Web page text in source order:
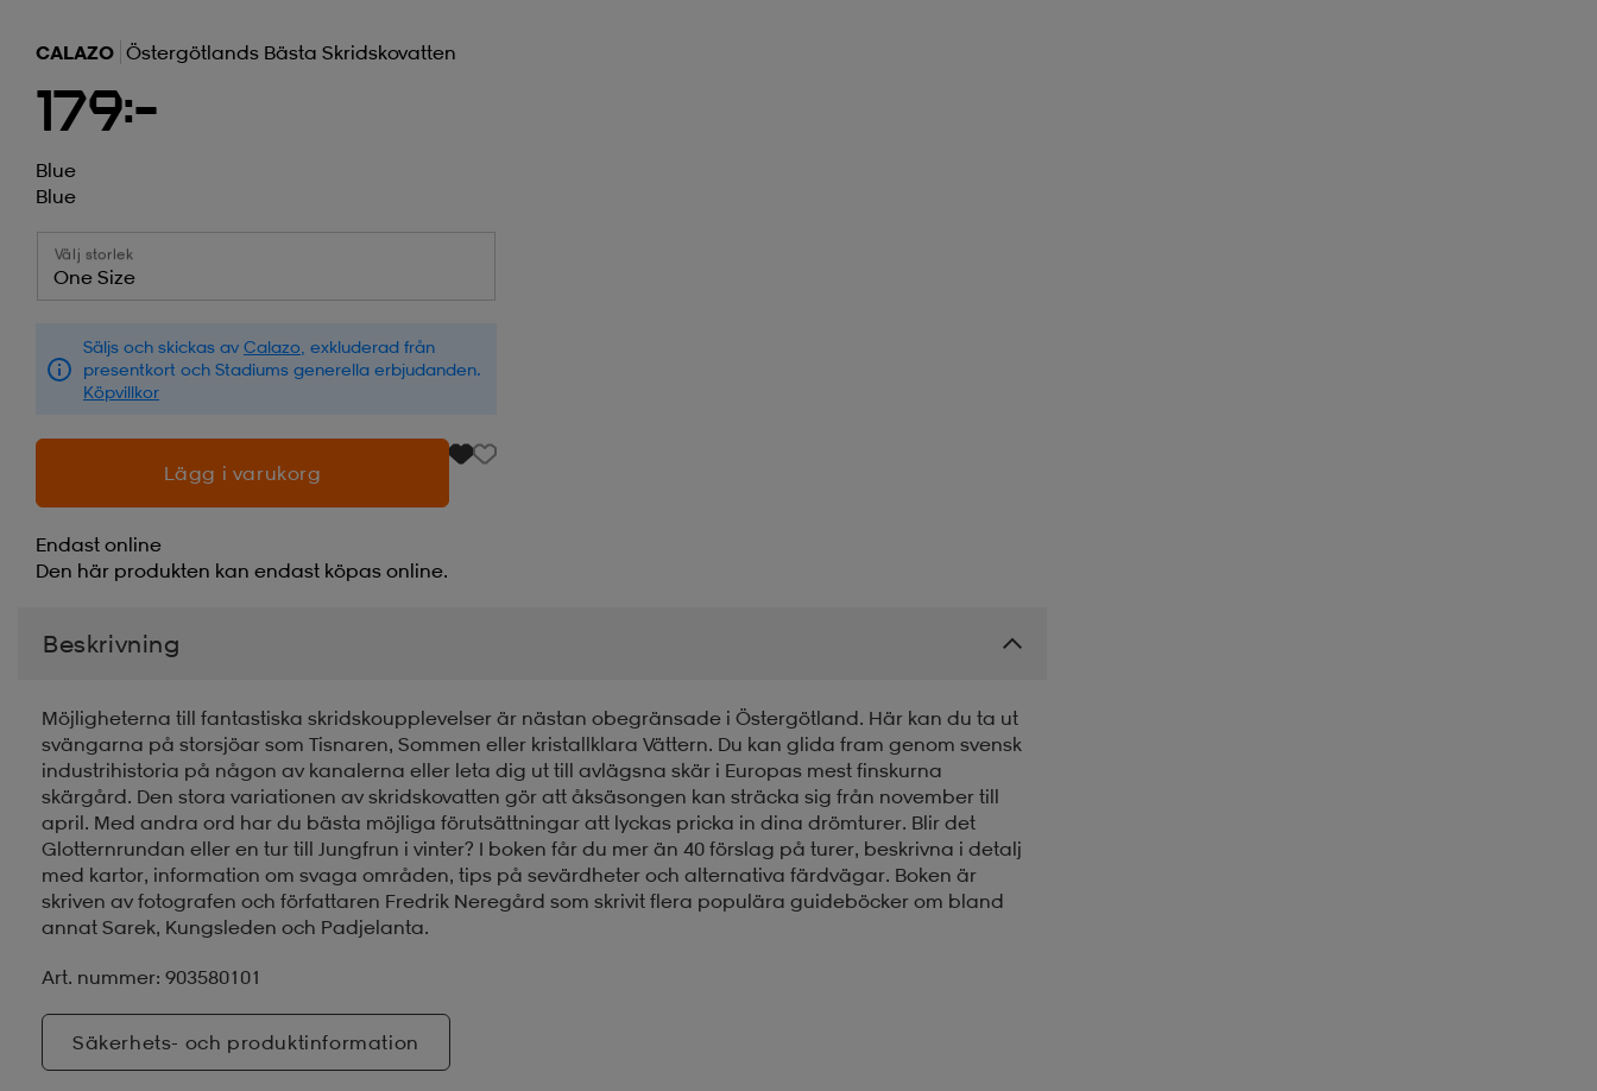
CALAZO Östergötlands Bästa Skridskovatten
179:-
Blue
Blue
Välj storlek
One Size
Säljs och skickas av Calazo , exkluderad från
presentkort och Stadiums generella erbjudanden.
Köpvillkor
Lägg i varukorg
Endast online
Den här produkten kan endast köpas online.
Beskrivning
Möjligheterna till fantastiska skridskoupplevelser är nästan obegränsade i Östergötland. Här kan du ta ut
svängarna på storsjöar som Tisnaren, Sommen eller kristallklara Vättern. Du kan glida fram genom svensk
industrihistoria på någon av kanalerna eller leta dig ut till avlägsna skär i Europas mest finskurna
skärgård. Den stora variationen av skridskovatten gör att åksäsongen kan sträcka sig från november till
april. Med andra ord har du bästa möjliga förutsättningar att lyckas pricka in dina drömturer. Blir det
Glotternrundan eller en tur till Jungfrun i vinter? I boken får du mer än 40 förslag på turer, beskrivna i detalj
med kartor, information om svaga områden, tips på sevärdheter och alternativa färdvägar. Boken är
skriven av fotografen och författaren Fredrik Neregård som skrivit flera populära guideböcker om bland
annat Sarek, Kungsleden och Padjelanta.
Art. nummer: 903580101
Säkerhets- och produktinformation